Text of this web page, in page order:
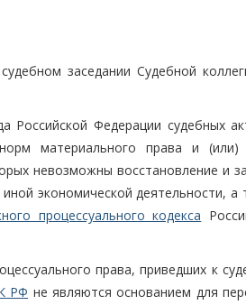
заседании Судебной
Российской Федерации судебных
материального права и
невозможны восстановление и
экономической деятельности, а
процессуального кодекса
права, приведших к
РФ не являются основанием для